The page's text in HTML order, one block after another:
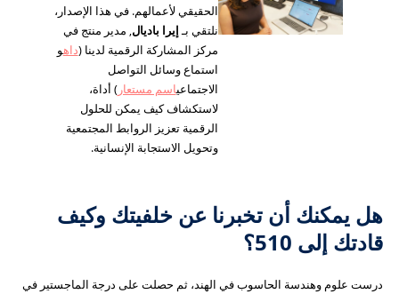
الحقيقي لأعمالهم. في هذا الإصدار،
نلتقي بـ إيرا باديال , مدير منتج في
مركز المشاركة الرقمية لدينا (داهو
استماع وسائل التواصل
الاجتماعياسم مستعار) أداة،
لاستكشاف كيف يمكن للحلول
الرقمية تعزيز الروابط المجتمعية
وتحويل الاستجابة الإنسانية.
هل يمكنك أن تخبرنا عن خلفيتك وكيف
قادتك إلى 510؟
درست علوم وهندسة الحاسوب في الهند، ثم حصلت على درجة الماجستير في